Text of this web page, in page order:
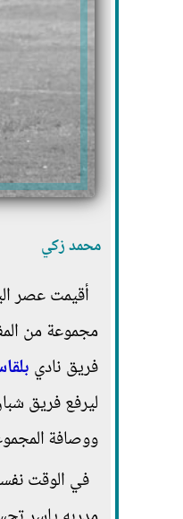
محمد زكي
أقيمت عصر
مجموعة من
فريق نادي
ووصافة
في الوقت